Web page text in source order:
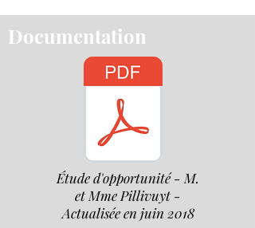
Documentation
Étude d'opportunité - M.
et Mme Pillivuyt -
Actualisée en juin 2018